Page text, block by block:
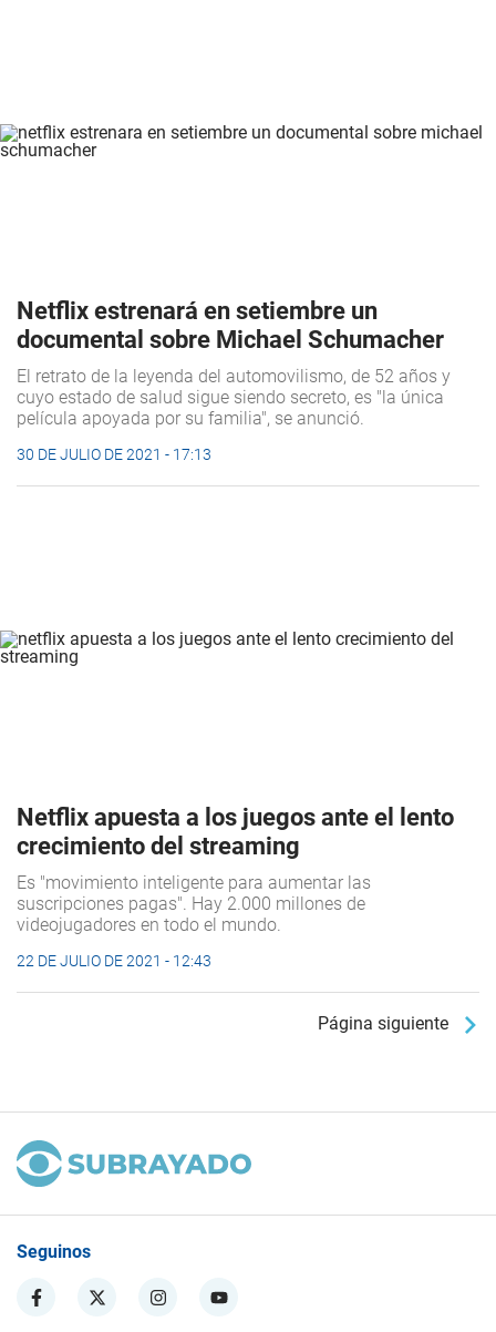
Netflix estrenará en setiembre un
documental sobre Michael Schumacher
El retrato de la leyenda del automovilismo, de 52 años y
cuyo estado de salud sigue siendo secreto, es "la única
película apoyada por su familia", se anunció.
30 DE JULIO DE 2021 - 17:13
Netflix apuesta a los juegos ante el lento
crecimiento del streaming
Es "movimiento inteligente para aumentar las
suscripciones pagas". Hay 2.000 millones de
videojugadores en todo el mundo.
22 DE JULIO DE 2021 - 12:43
Página siguiente
Seguinos